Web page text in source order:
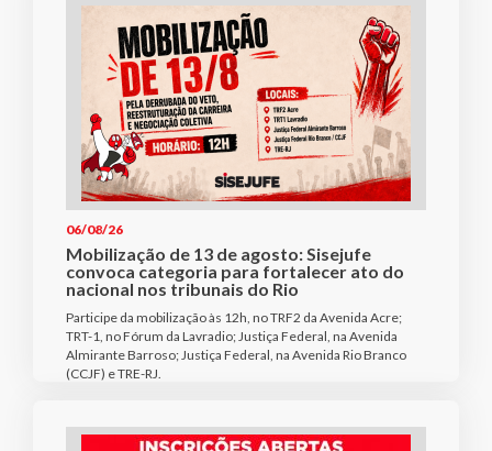
06/08/26
Mobilização de 13 de agosto: Sisejufe
convoca categoria para fortalecer ato do
nacional nos tribunais do Rio
Participe da mobilização às 12h, no TRF2 da Avenida Acre;
TRT-1, no Fórum da Lavradio; Justiça Federal, na Avenida
Almirante Barroso; Justiça Federal, na Avenida Rio Branco
(CCJF) e TRE-RJ.